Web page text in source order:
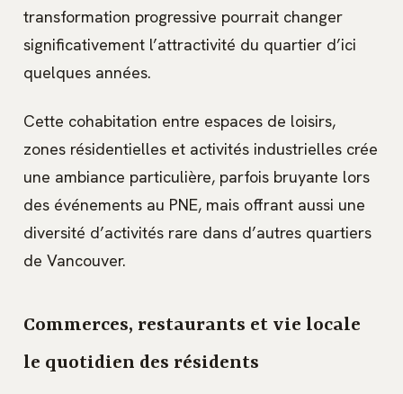
transformation progressive pourrait changer
significativement l’attractivité du quartier d’ici
quelques années.
Cette cohabitation entre espaces de loisirs,
zones résidentielles et activités industrielles crée
une ambiance particulière, parfois bruyante lors
des événements au PNE, mais offrant aussi une
diversité d’activités rare dans d’autres quartiers
de Vancouver.
Commerces, restaurants et vie locale
le quotidien des résidents